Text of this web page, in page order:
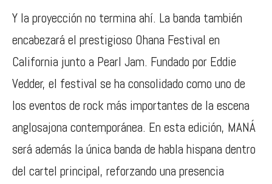
Y la proyección no termina ahí. La banda también
encabezará el prestigioso Ohana Festival en
California junto a Pearl Jam. Fundado por Eddie
Vedder, el festival se ha consolidado como uno de
los eventos de rock más importantes de la escena
anglosajona contemporánea. En esta edición, MANÁ
será además la única banda de habla hispana dentro
del cartel principal, reforzando una presencia